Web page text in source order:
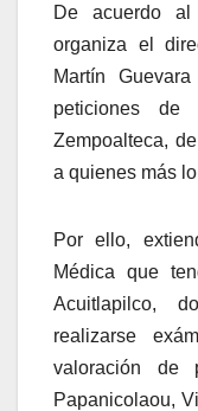
De acuerdo al
organiza el
Martín
peticiones de
Zempoalteca,
a quienes más
Por ello,
Médica que
Acuitlapilco,
realizarse
valoración de
Papanicolaou,